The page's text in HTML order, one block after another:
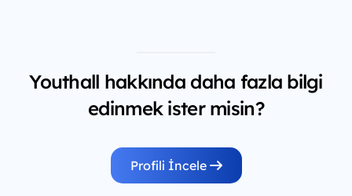
Youthall hakkında daha fazla bilgi
edinmek ister misin?
Profili İncele